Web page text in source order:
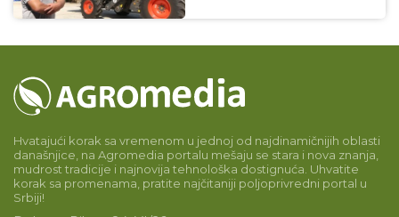
Hvatajući korak sa vremenom u jednoj od najdinamičnijih oblasti
današnjice, na Agromedia portalu mešaju se stara i nova znanja,
mudrost tradicije i najnovija tehnološka dostignuća. Uhvatite
korak sa promenama, pratite najčitaniji poljoprivredni portal u
Srbiji!